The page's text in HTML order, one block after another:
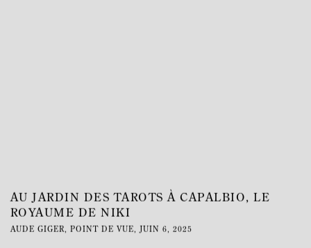
AU JARDIN DES TAROTS À CAPALBIO, LE
ROYAUME DE NIKI
AUDE GIGER, POINT DE VUE, JUIN 6, 2025